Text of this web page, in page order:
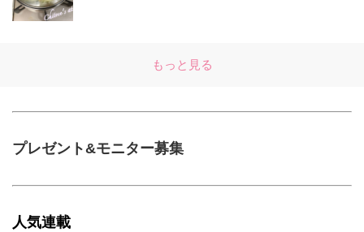
もっと見る
プレゼント&モニター募集
人気連載